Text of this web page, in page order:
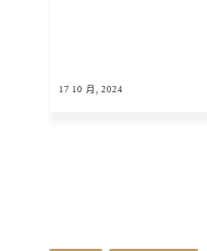
17 10 月, 2024